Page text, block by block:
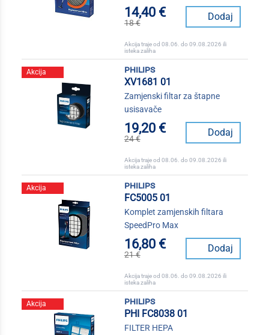
14,40 €
18 €
Dodaj
Akcija traje od 08.06. do 09.08.2026 ili
isteka zaliha
Akcija
philips
XV1681 01
Zamjenski filtar za štapne
usisavače
19,20 €
24 €
Dodaj
Akcija traje od 08.06. do 09.08.2026 ili
isteka zaliha
Akcija
philips
FC5005 01
Komplet zamjenskih filtara
SpeedPro Max
16,80 €
21 €
Dodaj
Akcija traje od 08.06. do 09.08.2026 ili
isteka zaliha
Akcija
philips
PHI FC8038 01
FILTER HEPA